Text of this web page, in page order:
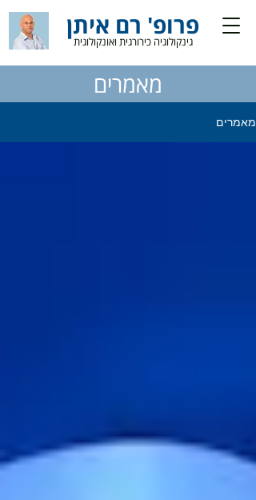
פרופ' רם איתן
גינקולוגיה כירורגית ואונקולוגית
מאמרים
מאמרים